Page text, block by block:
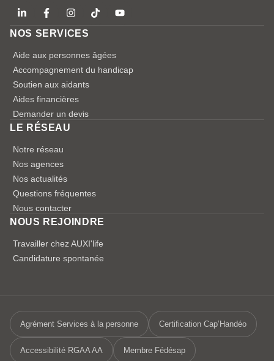
NOS SERVICES
Aide aux personnes âgées
Accompagnement du handicap
Soutien aux aidants
Aides financières
Demander un devis
LE RÉSEAU
Notre réseau
Nos agences
Nos actualités
Questions fréquentes
Nous contacter
NOUS REJOINDRE
Travailler chez AUXI'life
Candidature spontanée
Agrément Services à la personne Certification Cap’Handéo
Accessibilité RGAA AA Membre Fédésap